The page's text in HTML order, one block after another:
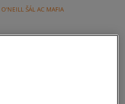
O'NEILL ŠÁL AC MAFIA